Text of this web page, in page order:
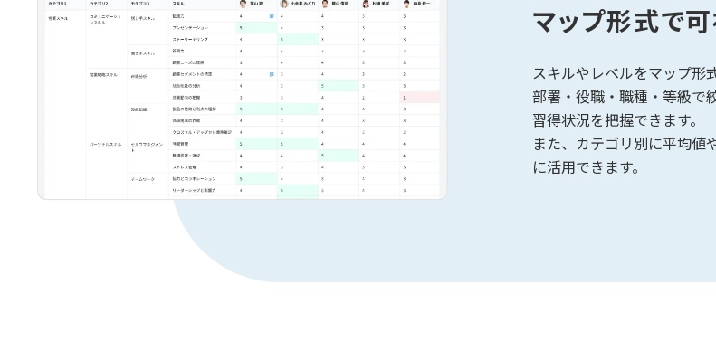
マップ形式で
スキルやレベルをマップ形
部署・役職・職種・等級で
習得状況を把握できます。
また、カテゴリ別に平均値
に活用できます。